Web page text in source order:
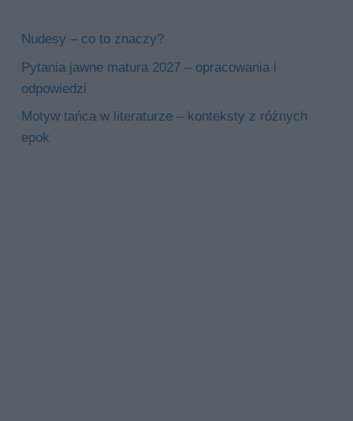
Nudesy – co to znaczy?
Pytania jawne matura 2027 – opracowania i
odpowiedzi
Motyw tańca w literaturze – konteksty z różnych
epok